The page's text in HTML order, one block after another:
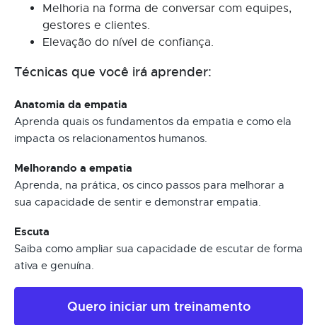
Melhoria na forma de conversar com equipes,
gestores e clientes.
Elevação do nível de confiança.
Técnicas que você irá aprender:
Anatomia da empatia
Aprenda quais os fundamentos da empatia e como ela
impacta os relacionamentos humanos.
Melhorando a empatia
Aprenda, na prática, os cinco passos para melhorar a
sua capacidade de sentir e demonstrar empatia.
Escuta
Saiba como ampliar sua capacidade de escutar de forma
ativa e genuína.
Quero iniciar um treinamento